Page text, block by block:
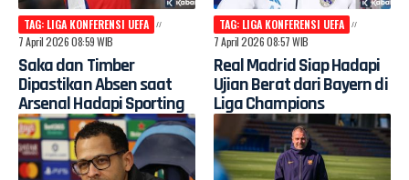
TAG: LIGA KONFERENSI UEFA
7 April 2026 08:59 WIB
Saka dan Timber
Dipastikan Absen saat
Arsenal Hadapi Sporting
TAG: LIGA KONFERENSI UEFA
7 April 2026 08:57 WIB
Real Madrid Siap Hadapi
Ujian Berat dari Bayern di
Liga Champions